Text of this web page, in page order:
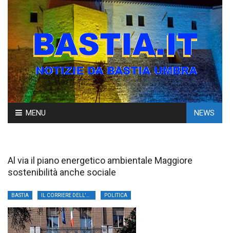
Skip
to
MENU NEWS
Al via il piano energetico ambientale Maggiore
sostenibilità anche sociale
BASTIA POLITICA